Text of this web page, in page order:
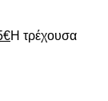
€Η τρέχουσα